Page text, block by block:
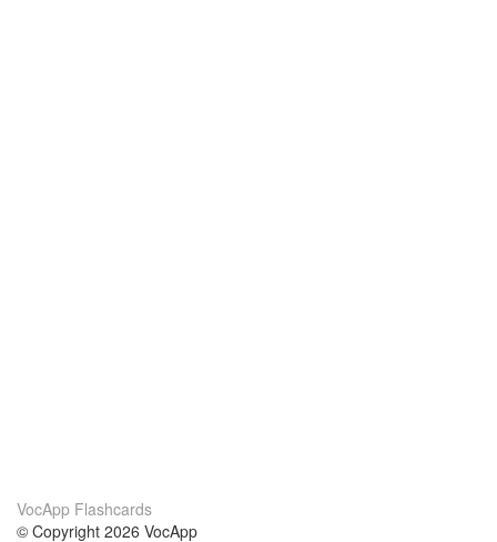
VocApp Flashcards
© Copyright 2026 VocApp